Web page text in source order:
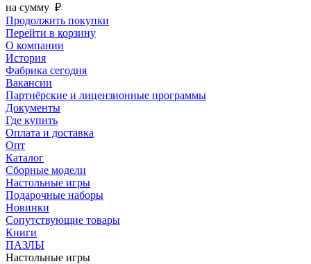
на сумму ₽
Продолжить покупки
Перейти в корзину
О компании
История
Фабрика сегодня
Вакансии
Партнёрские и лицензионные программы
Документы
Где купить
Оплата и доставка
Опт
Каталог
Сборные модели
Настольные игры
Подарочные наборы
Новинки
Сопутствующие товары
Книги
ПАЗЛЫ
Настольные игры